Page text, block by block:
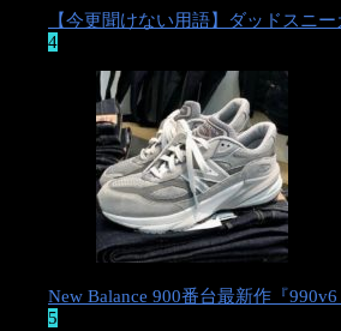
【今更聞けない用語】ダッドスニ
4
New Balance 900番台最新作『
5